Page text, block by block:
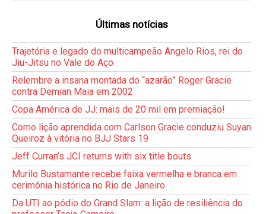
Últimas notícias
Trajetória e legado do multicampeão Angelo Rios, rei do
Jiu-Jitsu no Vale do Aço
Relembre a insana montada do “azarão” Roger Gracie
contra Demian Maia em 2002
Copa América de JJ: mais de 20 mil em premiação!
Como lição aprendida com Carlson Gracie conduziu Suyan
Queiroz à vitória no BJJ Stars 19
Jeff Curran’s JCI returns with six title bouts
Murilo Bustamante recebe faixa vermelha e branca em
cerimônia histórica no Rio de Janeiro
Da UTI ao pódio do Grand Slam: a lição de resiliência do